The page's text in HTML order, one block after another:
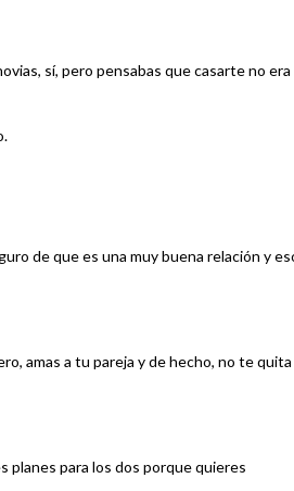
sí, pero pensabas que casarte no era
de que es una muy buena relación y
amas a tu pareja y de hecho, no te quita
planes para los dos porque quieres